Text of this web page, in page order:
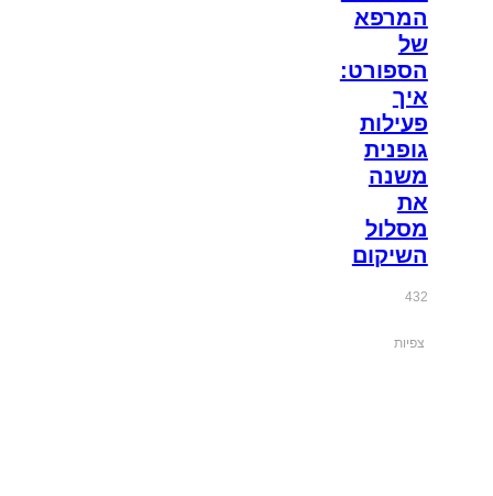
המרפא
של
הספורט:
איך
פעילות
גופנית
משנה
את
מסלול
השיקום
432
צפיות